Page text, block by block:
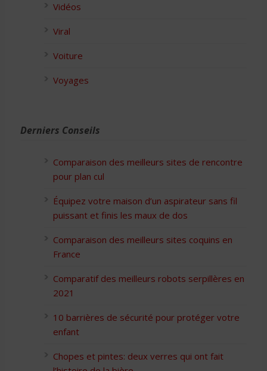
Vidéos
Viral
Voiture
Voyages
Derniers Conseils
Comparaison des meilleurs sites de rencontre
pour plan cul
Équipez votre maison d’un aspirateur sans fil
puissant et finis les maux de dos
Comparaison des meilleurs sites coquins en
France
Comparatif des meilleurs robots serpillères en
2021
10 barrières de sécurité pour protéger votre
enfant
Chopes et pintes: deux verres qui ont fait